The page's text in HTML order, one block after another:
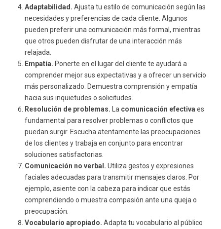
Adaptabilidad. Ajusta tu estilo de comunicación según las
necesidades y preferencias de cada cliente. Algunos
pueden preferir una comunicación más formal, mientras
que otros pueden disfrutar de una interacción más
relajada.
Empatía. Ponerte en el lugar del cliente te ayudará a
comprender mejor sus expectativas y a ofrecer un servicio
más personalizado. Demuestra comprensión y empatía
hacia sus inquietudes o solicitudes.
Resolución de problemas. La comunicación efectiva es
fundamental para resolver problemas o conflictos que
puedan surgir. Escucha atentamente las preocupaciones
de los clientes y trabaja en conjunto para encontrar
soluciones satisfactorias.
Comunicación no verbal. Utiliza gestos y expresiones
faciales adecuadas para transmitir mensajes claros. Por
ejemplo, asiente con la cabeza para indicar que estás
comprendiendo o muestra compasión ante una queja o
preocupación.
Vocabulario apropiado. Adapta tu vocabulario al público